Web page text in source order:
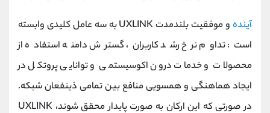
آینده
و موفقیت بلندمدت UXLINK به سه عامل کلیدی وابسته
است: تداوم نرخ رشد کاربران، گسترش دامنه استفاده از
محصولات و خدمات درون ‌اکوسیستمی و توانایی پروتکل در
ایجاد هماهنگی و همسویی منافع بین تمامی ذینفعان شبکه.
در صورتی که این ارکان به صورت پایدار محقق شوند، UXLINK